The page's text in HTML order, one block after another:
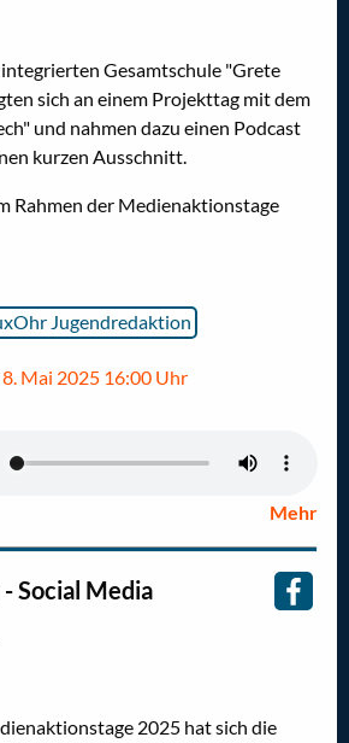
Gesamtschule "Grete
sich an einem Projekttag mit dem
und nahmen dazu einen Podcast
kurzen Ausschnitt.
Rahmen der Medienaktionstage
Jugendredaktion
8. Mai 2025 16:00 Uhr
Mehr
Social Media
2025 hat sich die